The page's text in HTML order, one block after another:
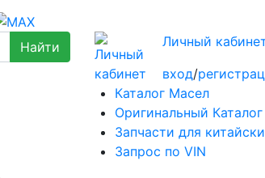
Личный
вход/
Каталог Масел
Оригинальный Каталог
Запчасти для
Запрос по VIN